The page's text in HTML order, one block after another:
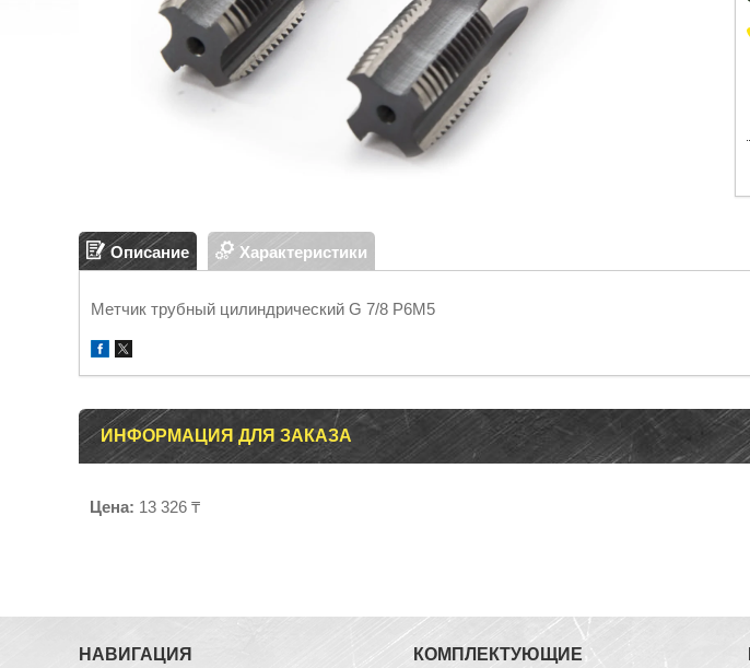
Описание Характеристики
Метчик трубный цилиндрический G 7/8 Р6М5
ИНФОРМАЦИЯ ДЛЯ ЗАКАЗА
Цена: 13 326 ₸
НАВИГАЦИЯ КОМПЛЕКТУЮЩИЕ